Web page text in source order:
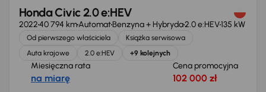
Honda Civic 2.0 e:HEV
202240 794 kmAutomatBenzyna + Hybryda2.0 e:HEV135 kW
Od pierwszego właściciela
Książka serwisowa
Auta krajowe
2.0 e:HEV +9 kolejnych
Miesięczna rata
na miarę
Cena promocyjna
102 000 zł